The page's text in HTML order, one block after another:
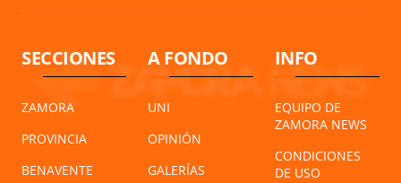
SECCIONES
ZAMORA
PROVINCIA
BENAVENTE
A FONDO
UNI
OPINIÓN
GALERÍAS
INFO
EQUIPO DE
ZAMORA NEWS
CONDICIONES
DE USO